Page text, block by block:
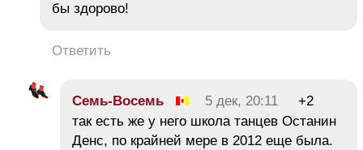
бы здорово!
Ответить
Семь-Восемь 5 дек, 20:11
+2
так есть же у него школа танцев Останин
Денс, по крайней мере в 2012 еще была.